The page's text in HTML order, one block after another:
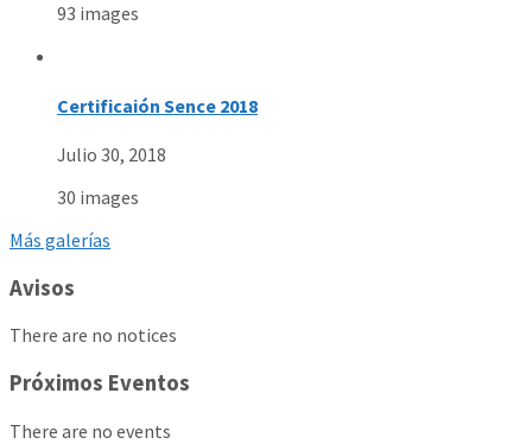
93 images
Certificaión Sence 2018
Julio 30, 2018
30 images
Más galerías
Avisos
There are no notices
Próximos Eventos
There are no events